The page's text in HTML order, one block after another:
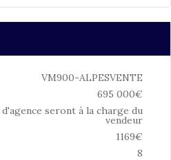
VM900-ALPESVENTE
695 000€
seront à la charge du
vendeur
1169€
8